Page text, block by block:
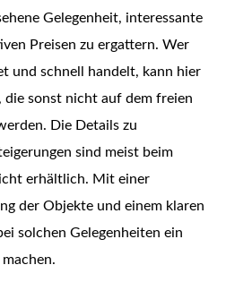
Gelegenheit, interessante
Preisen zu ergattern. Wer
und schnell handelt, kann hier
die sonst nicht auf dem freien
Die Details zu
sind meist beim
erhältlich. Mit einer
der Objekte und einem klaren
solchen Gelegenheiten ein